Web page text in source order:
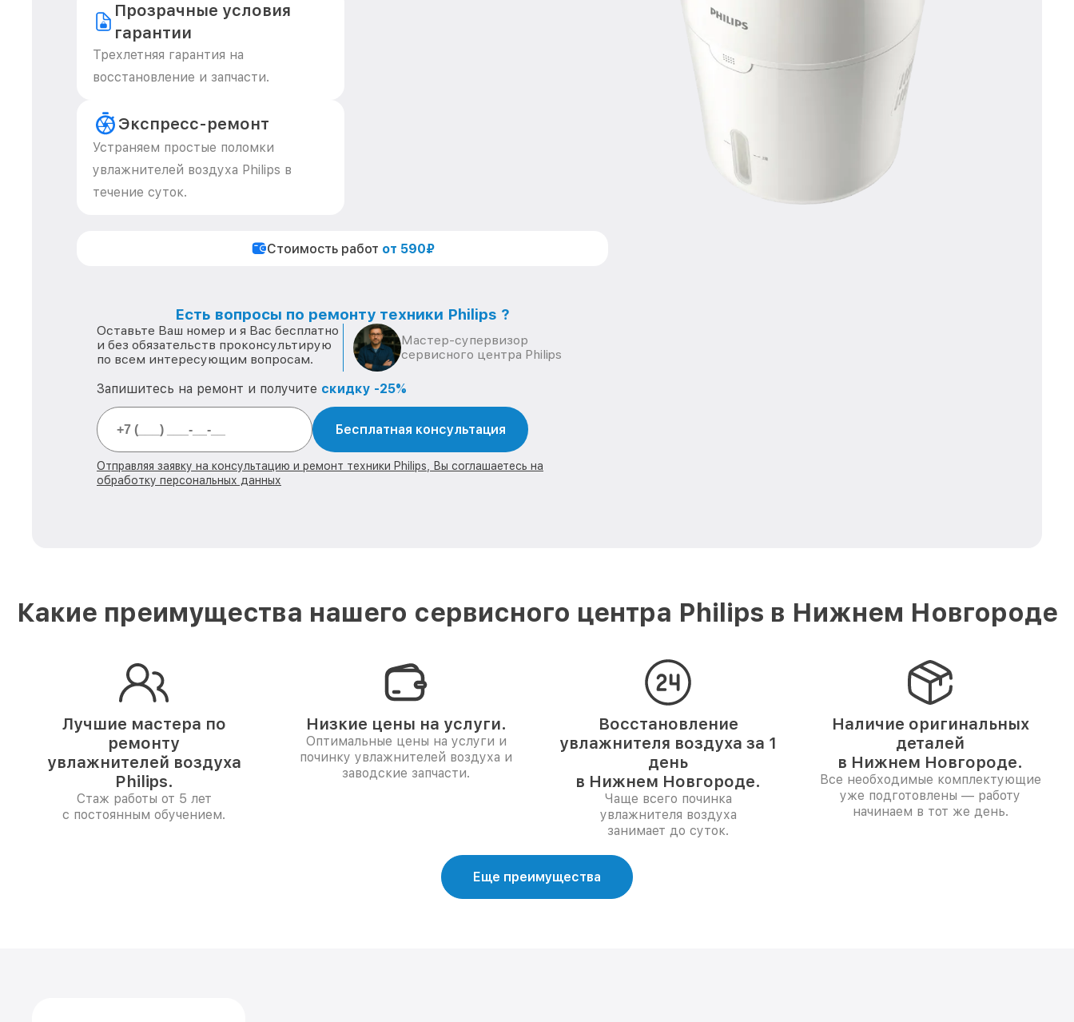
Прозрачные условия
гарантии
Трехлетняя гарантия на
восстановление и запчасти.
Экспресс-ремонт
Устраняем простые поломки
увлажнителей воздуха Philips в
течение суток.
Стоимость работ от 590₽
Есть вопросы по ремонту техники Philips ?
Оставьте Ваш номер и я Вас бесплатно
и без обязательств проконсультирую
по всем интересующим вопросам.
Мастер-супервизор
сервисного центра Philips
Запишитесь на ремонт и получите скидку -25%
Бесплатная консультация
Отправляя заявку на консультацию и ремонт техники Philips, Вы соглашаетесь на
обработку персональных данных
Какие преимущества нашего сервисного центра Philips в Нижнем Новгороде
Лучшие мастера по
ремонту
увлажнителей воздуха
Philips.
Стаж работы от 5 лет
с постоянным обучением.
Низкие цены на услуги.
Оптимальные цены на услуги и
починку увлажнителей воздуха и
заводские запчасти.
Восстановление
увлажнителя воздуха за 1
день
в Нижнем Новгороде.
Чаще всего починка
увлажнителя воздуха
занимает до суток.
Наличие оригинальных
деталей
в Нижнем Новгороде.
Все необходимые комплектующие
уже подготовлены — работу
начинаем в тот же день.
Еще преимущества